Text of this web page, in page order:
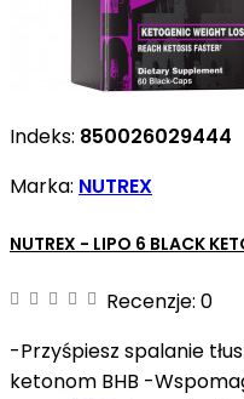
Indeks: 850026029444
Marka: NUTREX
NUTREX - LIPO 6 BLACK
Recenzje: 0
-Przyśpiesz spalanie
ketonom BHB -